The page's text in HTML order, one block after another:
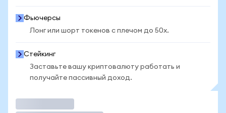
Фьючерсы
Лонг или шорт токенов с плечом до 50x.
Стейкинг
Заставьте вашу криптовалюту работать и
получайте пассивный доход.